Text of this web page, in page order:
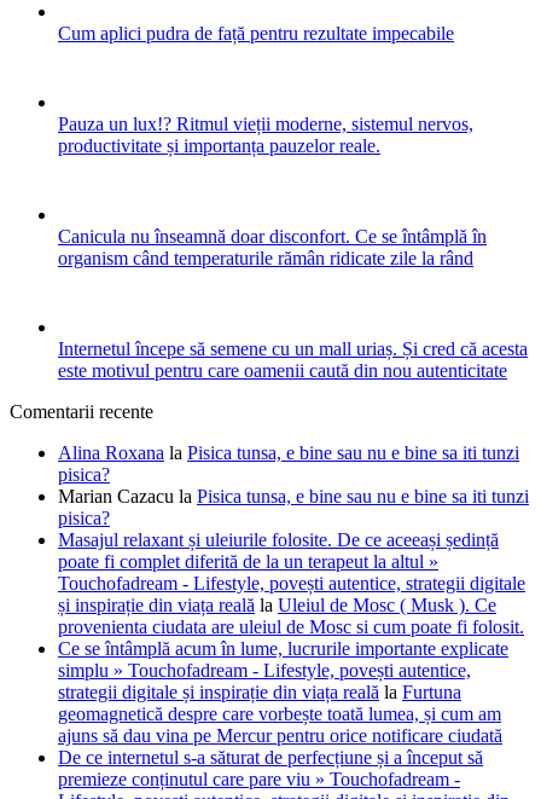
Cum aplici pudra de față pentru rezultate impecabile
Pauza un lux!? Ritmul vieții moderne, sistemul nervos,
productivitate și importanța pauzelor reale.
Canicula nu înseamnă doar disconfort. Ce se întâmplă în
organism când temperaturile rămân ridicate zile la rând
Internetul începe să semene cu un mall uriaș. Și cred că acesta
este motivul pentru care oamenii caută din nou autenticitate
Comentarii recente
Alina Roxana la Pisica tunsa, e bine sau nu e bine sa iti tunzi
pisica?
Marian Cazacu la Pisica tunsa, e bine sau nu e bine sa iti tunzi
pisica?
Masajul relaxant și uleiurile folosite. De ce aceeași ședință
poate fi complet diferită de la un terapeut la altul »
Touchofadream - Lifestyle, povești autentice, strategii digitale
și inspirație din viața reală la Uleiul de Mosc ( Musk ). Ce
provenienta ciudata are uleiul de Mosc si cum poate fi folosit.
Ce se întâmplă acum în lume, lucrurile importante explicate
simplu » Touchofadream - Lifestyle, povești autentice,
strategii digitale și inspirație din viața reală la Furtuna
geomagnetică despre care vorbește toată lumea, și cum am
ajuns să dau vina pe Mercur pentru orice notificare ciudată
De ce internetul s-a săturat de perfecțiune și a început să
premieze conținutul care pare viu » Touchofadream -